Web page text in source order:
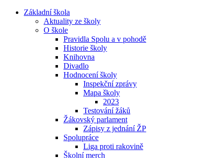
Základní škola
Aktuality ze školy
O škole
Pravidla Spolu a v pohodě
Historie školy
Knihovna
Divadlo
Hodnocení školy
Inspekční zprávy
Mapa školy
2023
Testování žáků
Žákovský parlament
Zápisy z jednání ŽP
Spolupráce
Liga proti rakovině
Školní merch